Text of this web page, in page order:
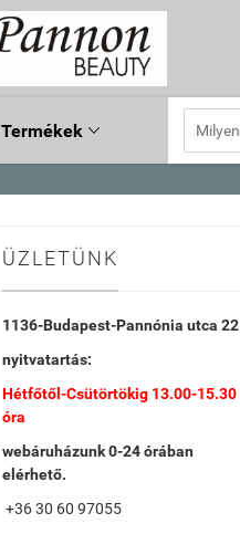
Termékek 
ÜZLETÜNK
1136-Budapest-Pannónia utca 22
nyitvatartás:
Hétfőtől-Csütörtökig 13.00-15.30
óra
webáruházunk 0-24 órában
elérhető.
+36 30 60 97055